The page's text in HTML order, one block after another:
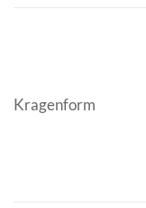
Kragenform